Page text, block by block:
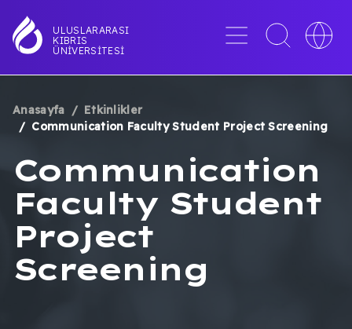
içeriğe
atla
ULUSLARARASI
KIBRIS
ÜNIVERSITESI
Menü
Toggle
search
Toggle
SAYFA
Anasayfa
Etkinlikler
Communication Faculty Student Project Screening
Communication
Faculty Student
Project
Screening